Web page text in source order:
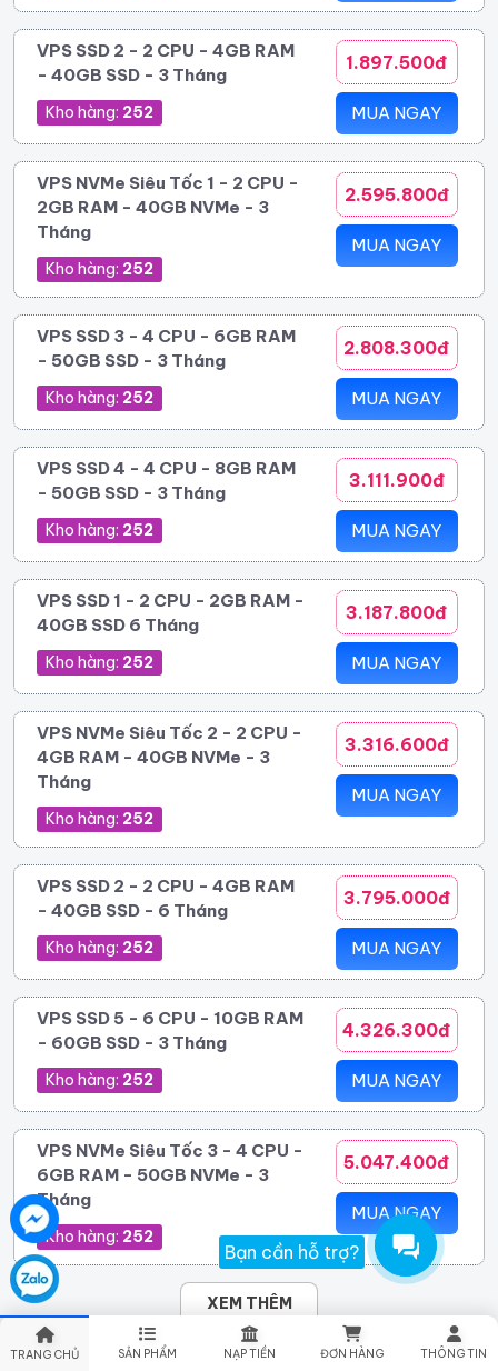
Bạn cần hỗ trợ?
TRANG CHỦ SẢN PHẨM NẠP TIỀN ĐƠN HÀNG THÔNG TIN
VPS SSD 2 - 2 CPU - 4GB RAM
- 40GB SSD - 3 Tháng
Kho hàng: 252
1.897.500đ
MUA NGAY
VPS NVMe Siêu Tốc 1 - 2 CPU -
2GB RAM - 40GB NVMe - 3
Tháng
Kho hàng: 252
2.595.800đ
MUA NGAY
VPS SSD 3 - 4 CPU - 6GB RAM
- 50GB SSD - 3 Tháng
Kho hàng: 252
2.808.300đ
MUA NGAY
VPS SSD 4 - 4 CPU - 8GB RAM
- 50GB SSD - 3 Tháng
Kho hàng: 252
3.111.900đ
MUA NGAY
VPS SSD 1 - 2 CPU - 2GB RAM -
40GB SSD 6 Tháng
Kho hàng: 252
3.187.800đ
MUA NGAY
VPS NVMe Siêu Tốc 2 - 2 CPU -
4GB RAM - 40GB NVMe - 3
Tháng
Kho hàng: 252
3.316.600đ
MUA NGAY
VPS SSD 2 - 2 CPU - 4GB RAM
- 40GB SSD - 6 Tháng
Kho hàng: 252
3.795.000đ
MUA NGAY
VPS SSD 5 - 6 CPU - 10GB RAM
- 60GB SSD - 3 Tháng
Kho hàng: 252
4.326.300đ
MUA NGAY
VPS NVMe Siêu Tốc 3 - 4 CPU -
6GB RAM - 50GB NVMe - 3
Tháng
Kho hàng: 252
5.047.400đ
MUA NGAY
XEM THÊM